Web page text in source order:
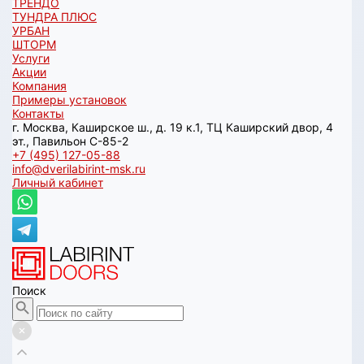
ТРЕНДО
ТУНДРА ПЛЮС
УРБАН
ШТОРМ
Услуги
Акции
Компания
Примеры установок
Контакты
г. Москва, Каширское ш., д. 19 к.1, ТЦ Каширский двор, 4
эт., Павильон C-85-2
+7 (495) 127-05-88‬
info@dverilabirint-msk.ru
Личный кабинет
Поиск